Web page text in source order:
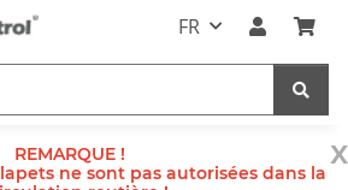
FR
x
REMARQUE !
ne sont pas autorisées dans la